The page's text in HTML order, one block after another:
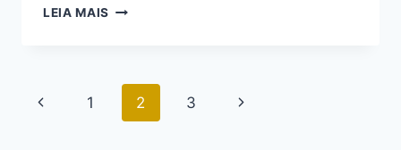
LEIA MAIS LANÇAMENTO
ASSIS
BUENO:
HAUS
Navegação
Página
1 2 3
Página